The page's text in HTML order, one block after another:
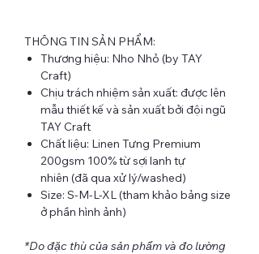
THÔNG TIN SẢN PHẨM:
Thương hiệu: Nho Nhỏ (by TAY
Craft)
Chịu trách nhiệm sản xuất: được lên
mẫu thiết kế và sản xuất bởi đội ngũ
TAY Craft
Chất liệu: Linen Tưng Premium
200gsm 100% từ sợi lanh tự
nhiên (đã qua xử lý/washed)
Size: S-M-L-XL (tham khảo bảng size
ở phần hình ảnh)
*Do đặc thù của sản phẩm và đo lường